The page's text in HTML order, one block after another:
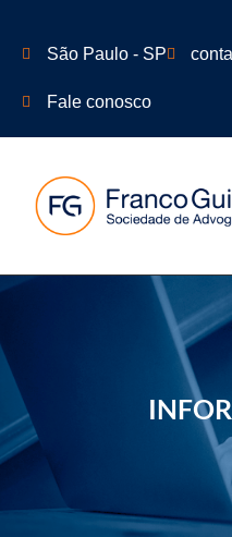
São Paulo - SP
Fale conosco